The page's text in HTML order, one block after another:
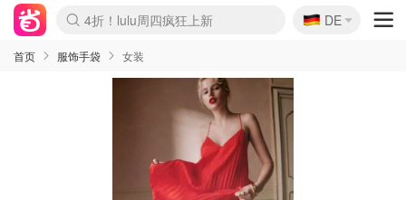
Boticinal 夏促开抢！
4折！lulu周四疯狂上新
还没结束！&OtherStories大促
Joybuy变相75折 随时失效
速领！Stanley独家85折
疑似霸哥！Camper额外叠85折
Zalando 奥莱闪促！每日更新
Moncler反季囤！5折起+叠9折
Coach Brooklyn仅€192
🇩🇪
DE
首页 服饰手袋 女装